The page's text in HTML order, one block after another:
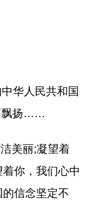
华人民共和国
飘扬……
美丽;凝望着
你，我们心中
信念坚定不